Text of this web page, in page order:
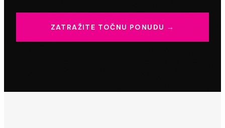
ZATRAŽITE TOČNU PONUDU →